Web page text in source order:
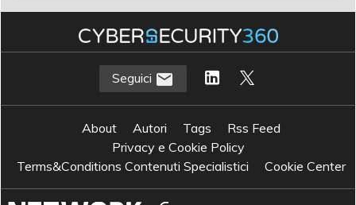
Seguici
About Autori Tags
Rss Feed
Privacy e Cookie Policy
Terms&Conditions Contenuti Specialistici
Cookie Center